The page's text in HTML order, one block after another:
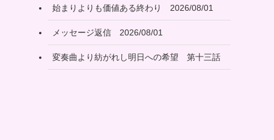
始まりよりも価値ある終わり 2026/08/01
メッセージ返信 2026/08/01
変奏曲より紡がれし明日への希望 第十三話